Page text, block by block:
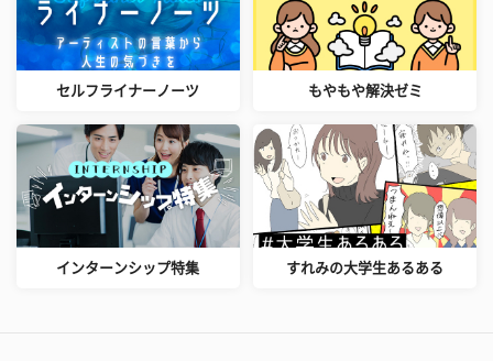
セルフライナーノーツ もやもや解決ゼミ
インターンシップ特集 すれみの大学生あるある